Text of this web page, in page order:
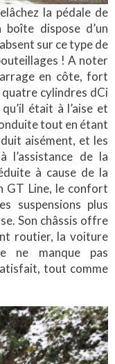
la pédale de
dispose d’un
sur ce type de
! A noter
en côte, fort
quatre cylindres dCi
était à l’aise et
tout en étant
aisément, et les
l’assistance de la
à cause de la
GT Line, le confort
suspensions plus
Son châssis offre
routier, la voiture
ne manque pas
tout comme